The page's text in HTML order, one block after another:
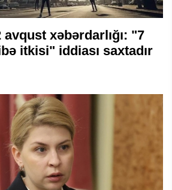
xəbərdarlığı: "7
itkisi" iddiası saxtadır